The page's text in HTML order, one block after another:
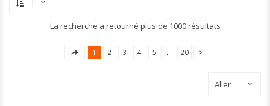
La recherche a retourné plus de 1000 résultats
1 2 3 4 5 … 20
Aller